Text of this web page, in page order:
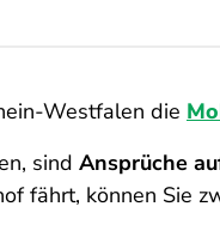
Westfalen die
sind Ansprüche
fährt, können Sie